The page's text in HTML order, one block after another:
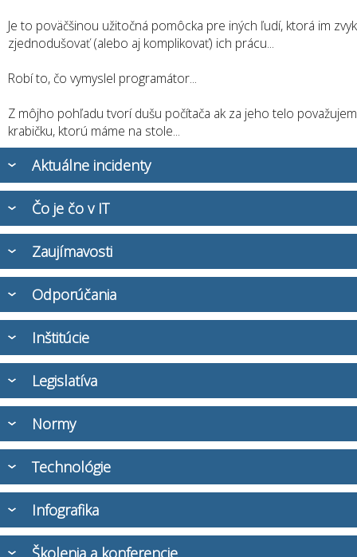
Je to poväčšinou užitočná pomôcka pre iných ľudí, ktorá im
zjednodušovať (alebo aj komplikovať) ich prácu...
Robí to, čo vymyslel programátor...
Z môjho pohľadu tvorí dušu počítača ak za jeho telo
krabičku, ktorú máme na stole...
Aktuálne incidenty
Čo je čo v IT
Zaujímavosti
Odporúčania
Inštitúcie
Legislatíva
Normy
Technológie
Infografika
Školenia a konferencie